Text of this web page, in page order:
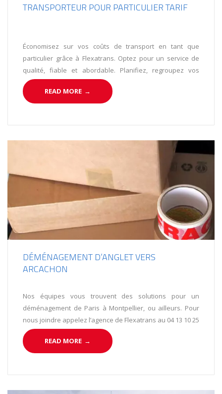
TRANSPORTEUR POUR PARTICULIER TARIF
Économisez sur vos coûts de transport en tant que
particulier grâce à Flexatrans. Optez pour un service de
qualité, fiable et abordable. Planifiez, regroupez vos
envois et bénéficiez de tarifs compétitifs. Choisissez
Flexatrans, votre partenaire de confiance pour le
transport de vos marchandises.
READ MORE →
DÉMÉNAGEMENT D’ANGLET VERS
ARCACHON
Nos équipes vous trouvent des solutions pour un
déménagement de Paris à Montpellier, ou ailleurs. Pour
nous joindre appelez l’agence de Flexatrans au 04 13 10 25
43.
READ MORE →